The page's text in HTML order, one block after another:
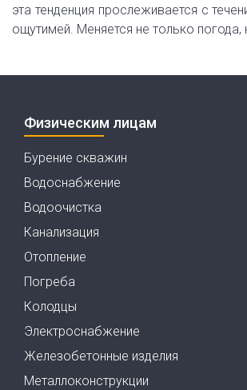
эта тенденция прослеживается с
ощутимей. Меняется не только погода,
Физическим лицам
Бурение скважин
Водоснабжение
Водоочистка
Канализация
Отопление
Погреба
Колодцы
Электроснабжение
Железобетонные изделия
Металлоконструкции